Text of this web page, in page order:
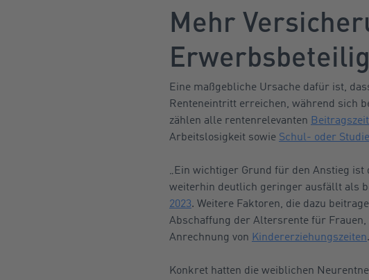
Mehr
Eine maßgebliche Ursache dafür ist,
Renteneintritt erreichen, während sich
zählen alle rentenrelevanten
Arbeitslosigkeit sowie Schul- oder
„Ein wichtiger Grund für den Anstieg
weiterhin deutlich geringer ausfällt als
2023. Weitere Faktoren, die dazu
Abschaffung der Altersrente für Frauen,
Anrechnung von Kindererziehungszeiten.
Konkret hatten die weiblichen